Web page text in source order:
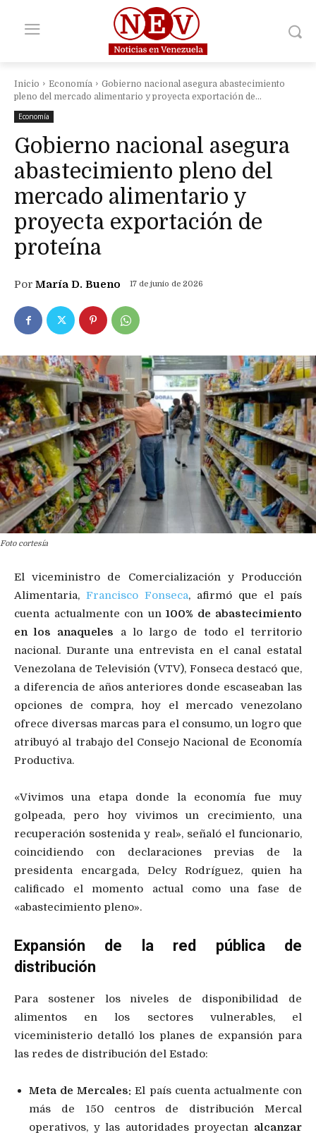
Inicio Economía
Gobierno nacional asegura abastecimiento
pleno del mercado alimentario y proyecta exportación de...
Economía
Gobierno nacional asegura
abastecimiento pleno del
mercado alimentario y
proyecta exportación de
proteína
Por María D. Bueno 17 de junio de 2026
Foto cortesía
El viceministro de Comercialización y Producción
Alimentaria, Francisco Fonseca, afirmó que el país
cuenta actualmente con un 100% de abastecimiento
en los anaqueles a lo largo de todo el territorio
nacional. Durante una entrevista en el canal estatal
Venezolana de Televisión (VTV), Fonseca destacó que,
a diferencia de años anteriores donde escaseaban las
opciones de compra, hoy el mercado venezolano
ofrece diversas marcas para el consumo, un logro que
atribuyó al trabajo del Consejo Nacional de Economía
Productiva.
«Vivimos una etapa donde la economía fue muy
golpeada, pero hoy vivimos un crecimiento, una
recuperación sostenida y real», señaló el funcionario,
coincidiendo con declaraciones previas de la
presidenta encargada, Delcy Rodríguez, quien ha
calificado el momento actual como una fase de
«abastecimiento pleno».
Expansión de la red pública de
distribución
Para sostener los niveles de disponibilidad de
alimentos en los sectores vulnerables, el
viceministerio detalló los planes de expansión para
las redes de distribución del Estado:
Meta de Mercales: El país cuenta actualmente con
más de 150 centros de distribución Mercal
operativos, y las autoridades proyectan alcanzar